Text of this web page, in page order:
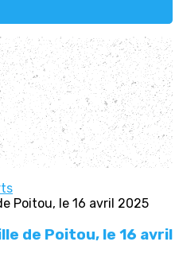
de Poitou, le 16 avril